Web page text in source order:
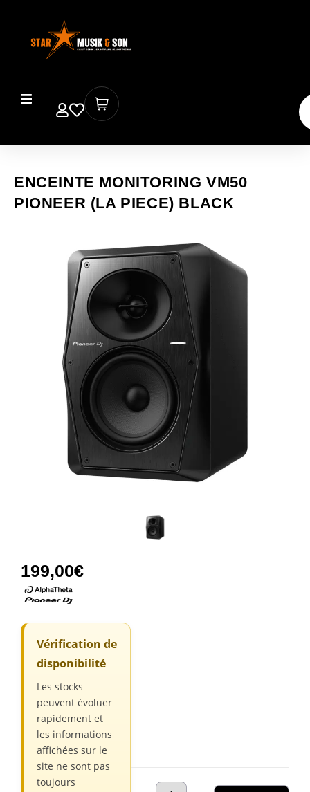
ENCEINTE MONITORING VM50
PIONEER (LA PIECE) BLACK
199,00€
Vérification de
disponibilité
Les stocks
peuvent évoluer
rapidement et
les informations
affichées sur le
site ne sont pas
toujours